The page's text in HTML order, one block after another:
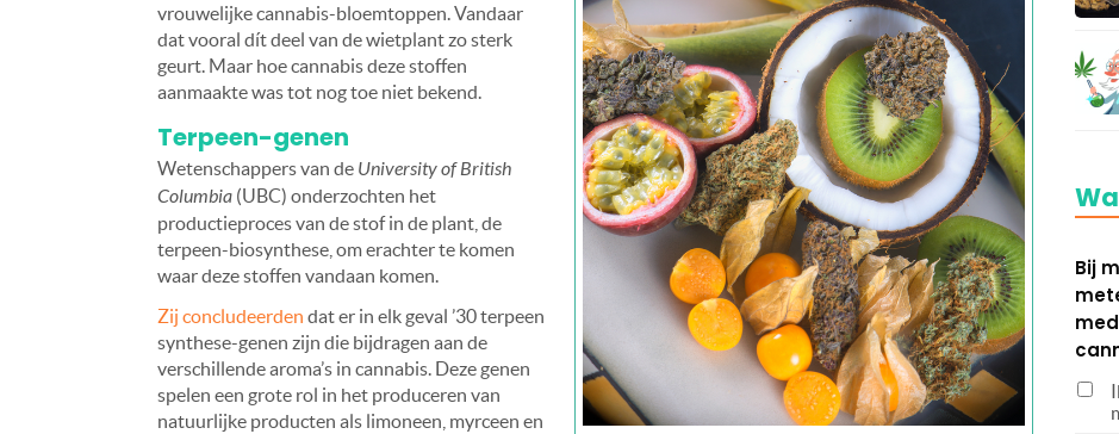
vrouwelijke cannabis-bloemtoppen. Vandaar
dat vooral dít deel van de wietplant zo sterk
geurt. Maar hoe cannabis deze stoffen
aanmaakte was tot nog toe niet bekend.
Terpeen-genen
Wetenschappers van de University of British
Columbia (UBC) onderzochten het
productieproces van de stof in de plant, de
terpeen-biosynthese, om erachter te komen
waar deze stoffen vandaan komen.
Zij concludeerden dat er in elk geval ’30 terpeen
synthese-genen zijn die bijdragen aan de
verschillende aroma’s in cannabis. Deze genen
spelen een grote rol in het produceren van
natuurlijke producten als limoneen, myrceen en
Bij